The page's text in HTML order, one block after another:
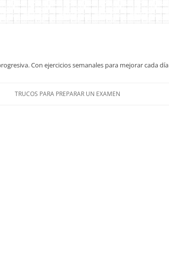
Con ejercicios semanales para mejorar cada día
al
TRUCOS PARA PREPARAR UN EXAMEN